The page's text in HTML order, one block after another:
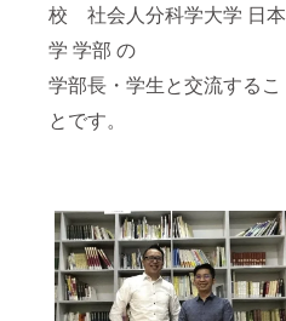
校 社会人分科学大学 日本
学 学部 の
学部長・学生と交流するこ
とです。